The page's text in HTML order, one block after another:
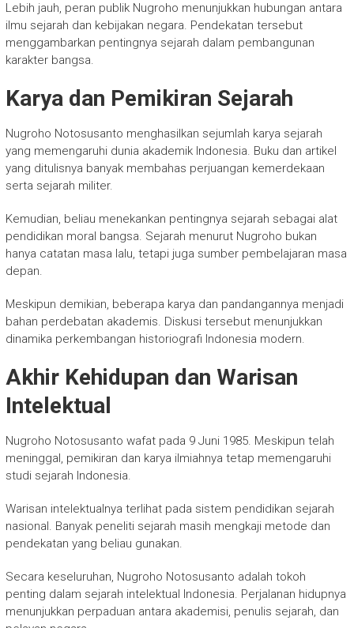
Lebih jauh, peran publik Nugroho menunjukkan hubungan antara
ilmu sejarah dan kebijakan negara. Pendekatan tersebut
menggambarkan pentingnya sejarah dalam pembangunan
karakter bangsa.
Karya dan Pemikiran Sejarah
Nugroho Notosusanto menghasilkan sejumlah karya sejarah
yang memengaruhi dunia akademik Indonesia. Buku dan artikel
yang ditulisnya banyak membahas perjuangan kemerdekaan
serta sejarah militer.
Kemudian, beliau menekankan pentingnya sejarah sebagai alat
pendidikan moral bangsa. Sejarah menurut Nugroho bukan
hanya catatan masa lalu, tetapi juga sumber pembelajaran masa
depan.
Meskipun demikian, beberapa karya dan pandangannya menjadi
bahan perdebatan akademis. Diskusi tersebut menunjukkan
dinamika perkembangan historiografi Indonesia modern.
Akhir Kehidupan dan Warisan
Intelektual
Nugroho Notosusanto wafat pada 9 Juni 1985. Meskipun telah
meninggal, pemikiran dan karya ilmiahnya tetap memengaruhi
studi sejarah Indonesia.
Warisan intelektualnya terlihat pada sistem pendidikan sejarah
nasional. Banyak peneliti sejarah masih mengkaji metode dan
pendekatan yang beliau gunakan.
Secara keseluruhan, Nugroho Notosusanto adalah tokoh
penting dalam sejarah intelektual Indonesia. Perjalanan hidupnya
menunjukkan perpaduan antara akademisi, penulis sejarah, dan